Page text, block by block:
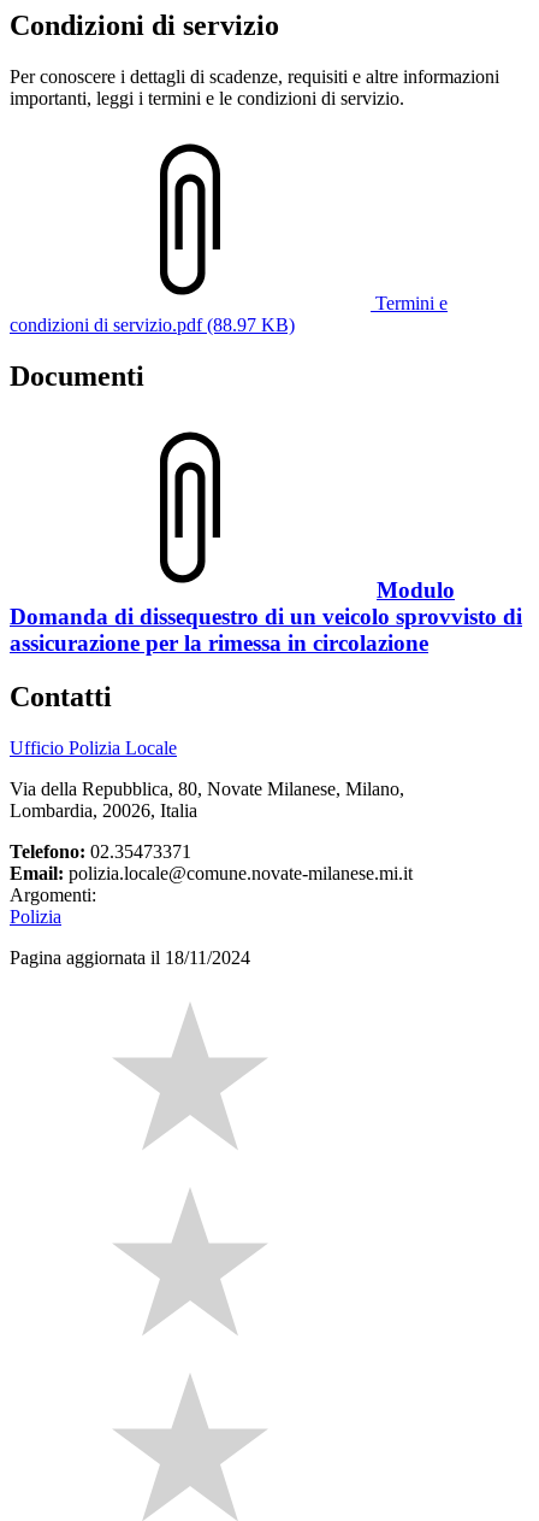
Condizioni di servizio
Per conoscere i dettagli di scadenze, requisiti e altre informazioni
importanti, leggi i termini e le condizioni di servizio.
Termini e
condizioni di servizio.pdf (88.97 KB)
Documenti
Modulo
Domanda di dissequestro di un veicolo sprovvisto di
assicurazione per la rimessa in circolazione
Contatti
Ufficio Polizia Locale
Via della Repubblica, 80, Novate Milanese, Milano,
Lombardia, 20026, Italia
Telefono: 02.35473371
Email: polizia.locale@comune.novate-milanese.mi.it
Argomenti:
Polizia
Pagina aggiornata il 18/11/2024